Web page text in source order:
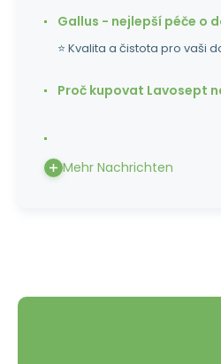
Gallus - nejlepší péče o
⭐ Kvalita a čistota pro vaši
Proč kupovat Lavosept
Mehr Nachrichten